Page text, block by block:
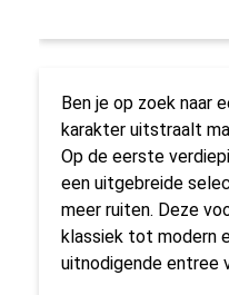
Ben je op zoek naar
karakter uitstraalt
Op de eerste
een uitgebreide
meer ruiten. Deze
klassiek tot modern
uitnodigende entree